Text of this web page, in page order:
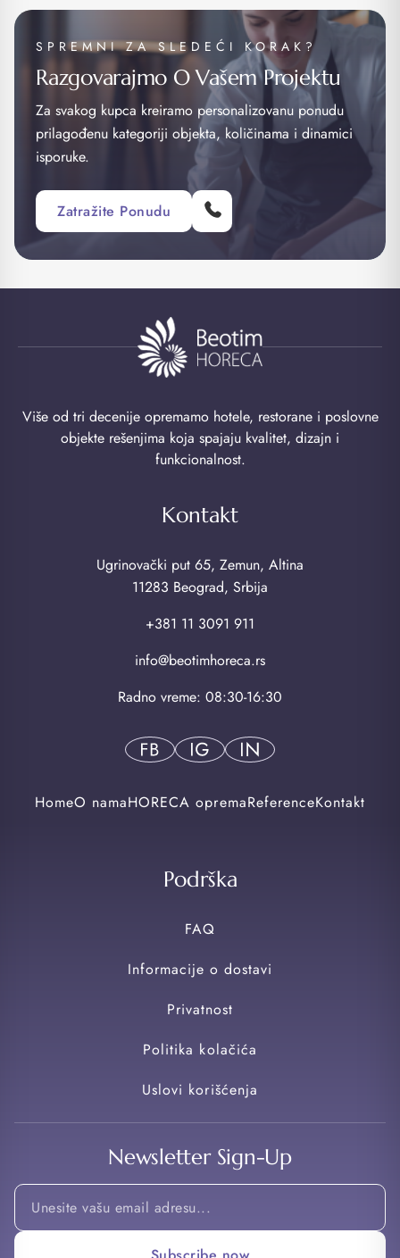
SPREMNI ZA SLEDEĆI KORAK?
Razgovarajmo O Vašem Projektu
Za svakog kupca kreiramo personalizovanu ponudu
prilagođenu kategoriji objekta, količinama i dinamici
isporuke.
Zatražite Ponudu
Više od tri decenije opremamo hotele, restorane i poslovne
objekte rešenjima koja spajaju kvalitet, dizajn i
funkcionalnost.
Kontakt
Ugrinovački put 65, Zemun, Altina
11283 Beograd, Srbija
+381 11 3091 911
info@beotimhoreca.rs
Radno vreme: 08:30-16:30
HomeO namaHORECA opremaReferenceKontakt
Podrška
FAQ
Informacije o dostavi
Privatnost
Politika kolačića
Uslovi korišćenja
Newsletter Sign-Up
Email
Email